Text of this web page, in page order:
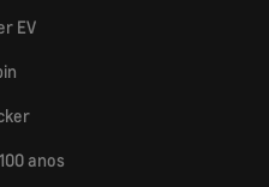
EV
anos